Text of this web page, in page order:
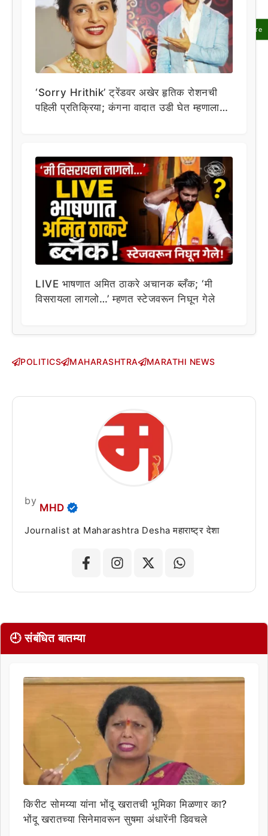
Share
‘Sorry Hrithik’ ट्रेंडवर अखेर हृतिक रोशनची
पहिली प्रतिक्रिया; कंगना वादात उडी घेत म्हणाला…
LIVE भाषणात अमित ठाकरे अचानक ब्लँक; ‘मी
विसरायला लागलो…’ म्हणत स्टेजवरून निघून गेले
POLITICS MAHARASHTRA MARATHI NEWS
by
MHD
Journalist at Maharashtra Desha महाराष्ट्र देशा
🕘 संबंधित बातम्या
किरीट सोमय्या यांना भोंदू खरातची भूमिका मिळणार का?
भोंदू खरातच्या सिनेमावरून सुषमा अंधारेंनी डिवचले